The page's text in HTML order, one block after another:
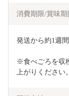
消費期限/賞味期
発送から約1週
※食べごろを収
上がりください。